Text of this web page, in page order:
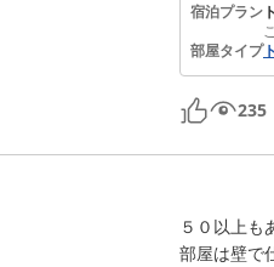
宿泊プラン
部屋タイプ
235
５０以上も
部屋は壁で